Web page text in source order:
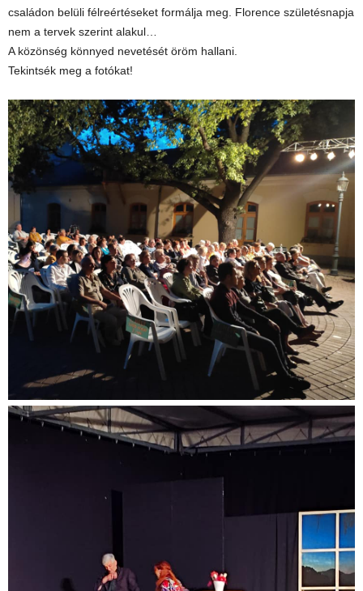
családon belüli félreértéseket formálja meg. Florence születésnapja
nem a tervek szerint alakul…
A közönség könnyed nevetését öröm hallani.
Tekintsék meg a fotókat!